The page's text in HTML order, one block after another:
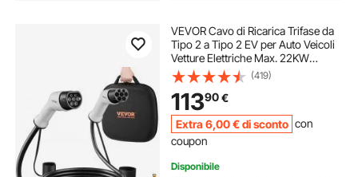
VEVOR Cavo di Ricarica Trifase da
Tipo 2 a Tipo 2 EV per Auto Veicoli
Vetture Elettriche Max. 22KW
Lunghezza Cavo 5m, Cavo Ricarica
per Auto Elettriche e Ibride Spina
Tipo 2 IP66 Corrente Max. 32A
(419)
11390€
Extra 6,00 €di sconto con
coupon
Disponibile